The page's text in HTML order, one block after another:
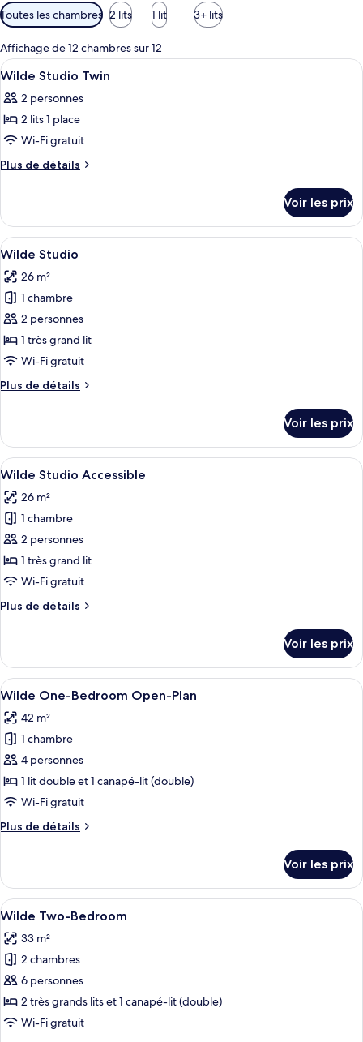
Filtres
disponibles
pour
les
chambres
Toutes les chambres 2 lits 1 lit 3+ lits
Affichage de 12 chambres sur 12
Afficher
toutes
les
photos
pour
ce
chambre :
Wilde
Studio
Twin
Minibar, chambres insonorisées, fer
6
Wilde Studio Twin
2 personnes
2 lits 1 place
Wi-Fi gratuit
Plus de détails
Plus
le
type
de
Wilde
Studio
Twin
Voir les prix
Afficher
toutes
les
photos
pour
ce
type
chambre :
Une chambre d’hôtel moderne
12
Wilde Studio
26 m²
1 chambre
2 personnes
1 très grand lit
Wi-Fi gratuit
Plus de détails
Plus
le
type
de
Wilde
Studio
Voir les prix
Afficher
toutes
les
photos
pour
ce
type
chambre :
Accessible
Une chambre moderne avec un
10
Wilde Studio Accessible
26 m²
1 chambre
2 personnes
1 très grand lit
Wi-Fi gratuit
Plus de détails
Plus
le
type
de
Wilde
Studio
Accessible
Voir les prix
Afficher
toutes
les
photos
pour
ce
type
chambre :
Bedroom
Open-
Plan
Un salon moderne doté d’un
12
Wilde One-Bedroom Open-Plan
42 m²
1 chambre
4 personnes
1 lit double et 1 canapé-lit (double)
Wi-Fi gratuit
Plus de détails
Plus
le
type
de
Wilde
One-
Bedroom
Open-
Plan
Voir les prix
Afficher
toutes
les
photos
pour
ce
type
Wilde Two-Bedroom | Coin séjour |
15
Wilde Two-Bedroom
33 m²
2 chambres
6 personnes
2 très grands lits et 1 canapé-lit (double)
Wi-Fi gratuit